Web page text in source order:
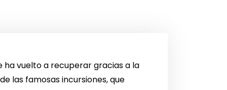
vuelto a recuperar gracias a la
las famosas incursiones, que